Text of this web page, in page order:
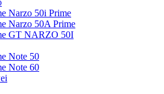
Narzo 50i Prime
Narzo 50A Prime
GT NARZO 50I
Note 50
Note 60